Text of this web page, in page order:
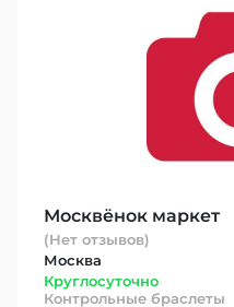
Москвёнок маркет
(Нет отзывов)
Москва
Круглосуточно
Контрольные браслеты